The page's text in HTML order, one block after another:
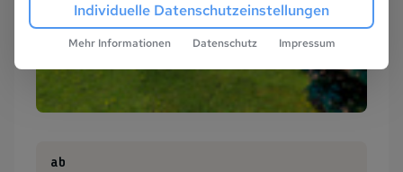
ab
Individuelle Datenschutzeinstellungen
Mehr Informationen Datenschutz Impressum